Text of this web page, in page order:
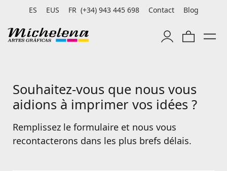
ES EUS FR (+34) 943 445 698 Contact Blog
Souhaitez-vous que nous vous
aidions à imprimer vos idées ?
Remplissez le formulaire et nous vous
recontacterons dans les plus brefs délais.